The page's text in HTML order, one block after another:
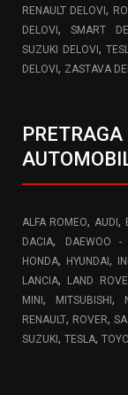
RENAULT DELOVI,
DELOVI,SMART
SUZUKI DELOVI,
DELOVI, ZASTAVA
ALFA ROMEO, AUDI,
DACIA, DAEWOO -
HONDA, HYUNDAI,
LANCIA, LAND
MINI, MITSUBISHI,
RENAULT, ROVER,
SUZUKI, TESLA,